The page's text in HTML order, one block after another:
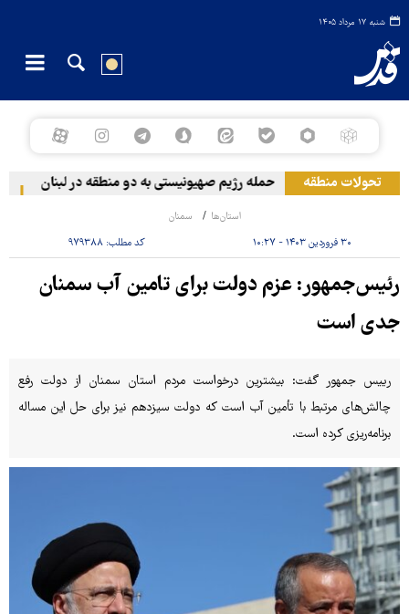
شنبه ۱۷ مرداد ۱۴۰۵
تحولات منطقه حمله رژیم صهیونیستی به دو منطقه در لبنان
استان‌ها سمنان
۳۰ فروردین ۱۴۰۳ - ۱۰:۲۷ کد مطلب: ۹۷۹۳۸۸
رئیس‌جمهور: عزم دولت برای تامین آب سمنان
جدی است
رییس جمهور گفت: بیشترین درخواست مردم استان سمنان از دولت رفع
چالش‌های مرتبط با تأمین آب است که دولت سیزدهم نیز برای حل این مساله
برنامه‌ریزی کرده است.